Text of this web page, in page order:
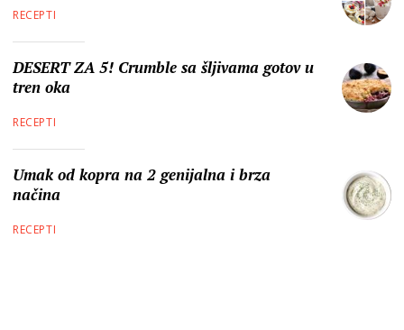
RECEPTI
DESERT ZA 5! Crumble sa šljivama gotov u
tren oka
RECEPTI
Umak od kopra na 2 genijalna i brza
načina
RECEPTI